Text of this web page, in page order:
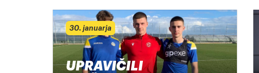
30. januarja
UPRAVIČILI